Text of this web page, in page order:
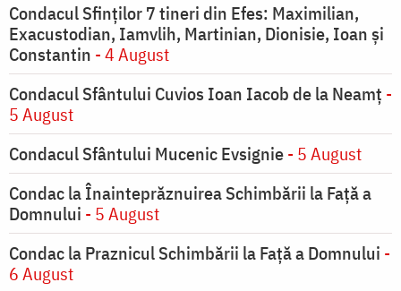
Condacul Sfinţilor 7 tineri din Efes: Maximilian,
Exacustodian, Iamvlih, Martinian, Dionisie, Ioan şi
Constantin - 4 August
Condacul Sfântului Cuvios Ioan Iacob de la Neamț -
5 August
Condacul Sfântului Mucenic Evsignie- 5 August
Condac la Înainteprăznuirea Schimbării la Faţă a
Domnului - 5 August
Condac la Praznicul Schimbării la Faţă a Domnului -
6 August